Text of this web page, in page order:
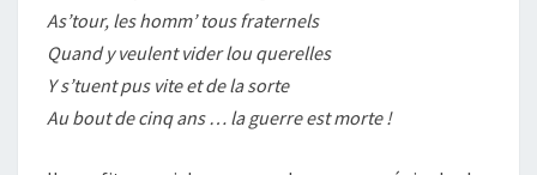
As’tour, les homm’ tous fraternels
Quand y veulent vider lou querelles
Y s’tuent pus vite et de la sorte
Au bout de cinq ans … la guerre est morte !